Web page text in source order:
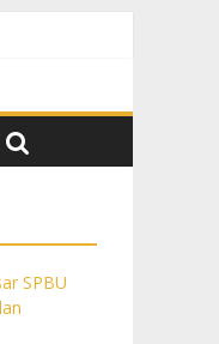
SPBU